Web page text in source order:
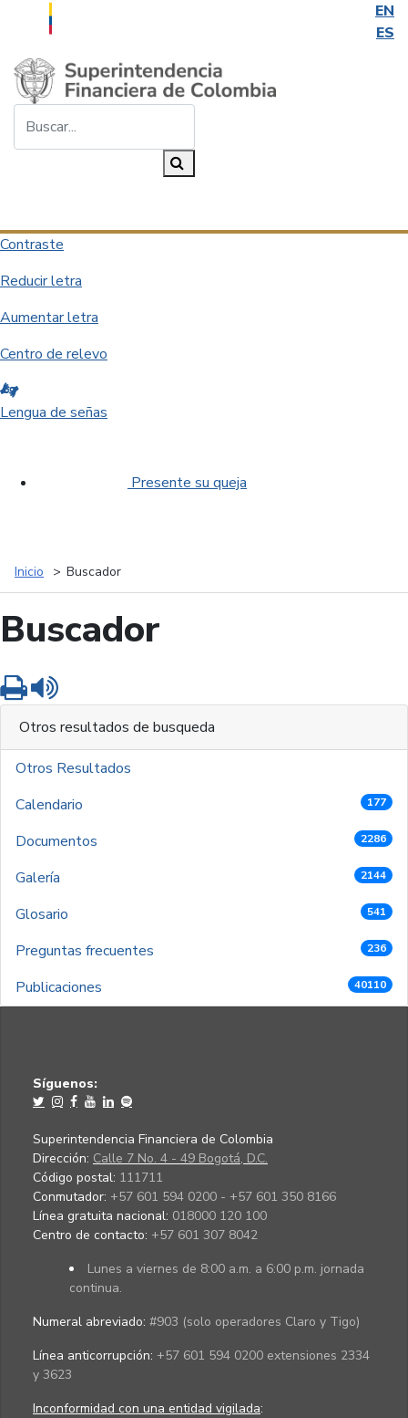
EN
ES
Saltar al contenido principal
Contraste
Reducir letra
Aumentar letra
Centro de relevo
Lengua de señas
Presente su queja
Inicio Buscador
Buscador
Imprimir
Otros resultados de busqueda
Otros Resultados
Calendario
177
Documentos 2286
Galería 2144
Glosario 541
Preguntas frecuentes 236
Publicaciones 40110
Síguenos:
Superintendencia Financiera de Colombia
Dirección: Calle 7 No. 4 - 49 Bogotá, D.C.
Código postal: 111711
Conmutador: +57 601 594 0200 - +57 601 350 8166
Línea gratuita nacional: 018000 120 100
Centro de contacto: +57 601 307 8042
Lunes a viernes de 8:00 a.m. a 6:00 p.m. jornada
continua.
Numeral abreviado: #903 (solo operadores Claro y Tigo)
Línea anticorrupción: +57 601 594 0200 extensiones 2334
y 3623
Inconformidad con una entidad vigilada: